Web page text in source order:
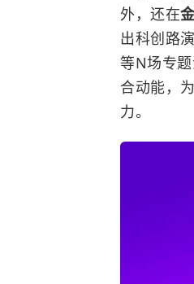
外，还在
出科创路
等N场专
合动能，
力。